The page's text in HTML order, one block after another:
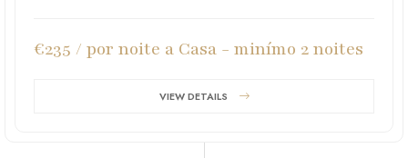
€235 / por noite a Casa - minímo 2 noites
VIEW DETAILS